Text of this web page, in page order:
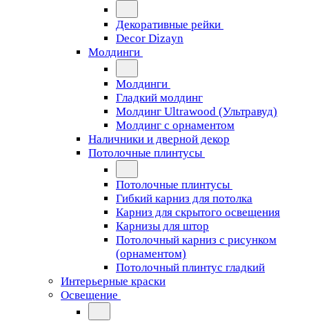
Декоративные рейки
Decor Dizayn
Молдинги
Молдинги
Гладкий молдинг
Молдинг Ultrawood (Ультравуд)
Молдинг с орнаментом
Наличники и дверной декор
Потолочные плинтусы
Потолочные плинтусы
Гибкий карниз для потолка
Карниз для скрытого освещения
Карнизы для штор
Потолочный карниз с рисунком
(орнаментом)
Потолочный плинтус гладкий
Интерьерные краски
Освещение